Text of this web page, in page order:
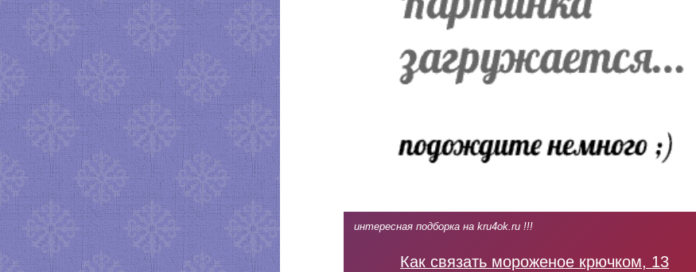
интересная подборка на kru4ok.ru !!!
Как связать мороженое крючком, 13